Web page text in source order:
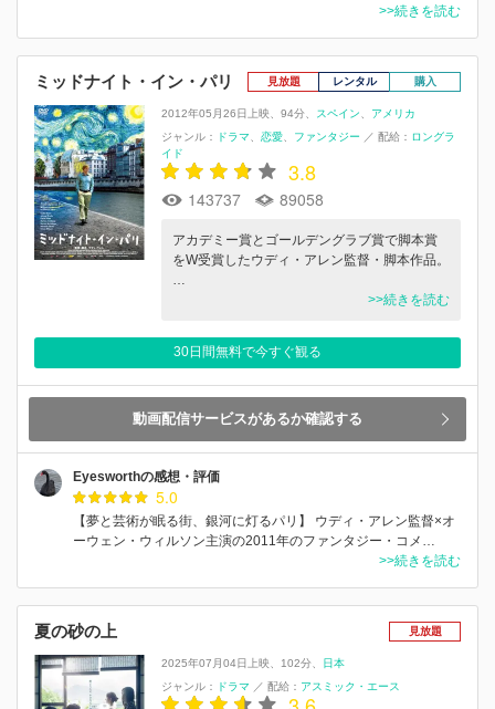
>>続きを読む
ミッドナイト・イン・パリ 見放題 レンタル 購入
2012年05月26日上映 94分 スペイン
アメリカ
ジャンル：
ドラマ 恋愛 ファンタジー ／ 配給： ロングラ
イド
3.8
143737 89058
アカデミー賞とゴールデングラブ賞で脚本賞
をW受賞したウディ・アレン監督・脚本作品。
>>続きを読む
30日間無料で今すぐ観る
動画配信サービスがあるか確認する
Eyesworthの感想・評価
5.0
【夢と芸術が眠る街、銀河に灯るパリ】 ウディ・アレン監督×オ
ーウェン・ウィルソン主演の2011年のファンタジー・コメ…
>>続きを読む
夏の砂の上 見放題
2025年07月04日上映 102分
日本
ジャンル：
ドラマ ／ 配給： アスミック・エース